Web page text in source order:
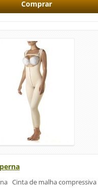
Cinta de malha